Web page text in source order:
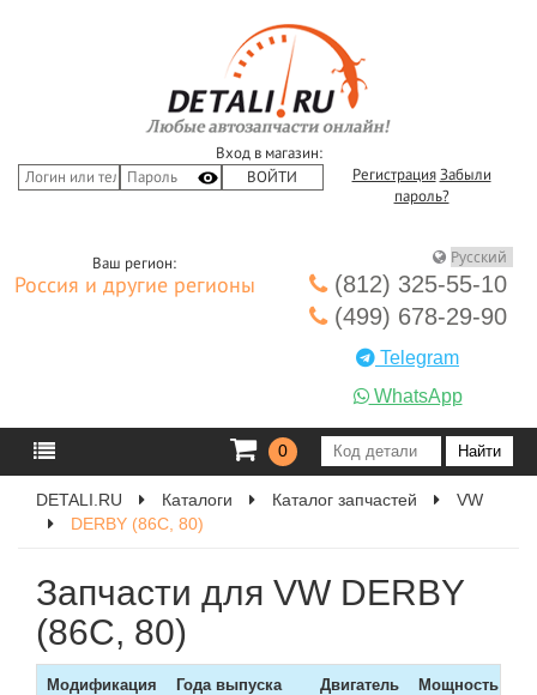
Вход в магазин:
Регистрация Забыли
пароль?
Ваш регион:
Россия и другие регионы
(812) 325-55-10
(499) 678-29-90
Telegram
WhatsApp
0
DETALI.RU Каталоги Каталог запчастей
VW
DERBY (86C, 80)
Запчасти для VW DERBY
(86C, 80)
Модификация Года выпуска Двигатель Мощность